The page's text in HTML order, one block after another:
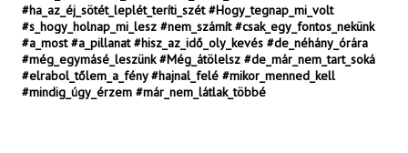
#ha_az_éj_sötét_leplét_teríti_szét #Hogy_tegnap_mi_volt
#s_hogy_holnap_mi_lesz #nem_számít #csak_egy_fontos_nekünk
#a_most #a_pillanat #hisz_az_idő_oly_kevés #de_néhány_órára
#még_egymásé_leszünk #Még_átölelsz #de_már_nem_tart_soká
#elrabol_tőlem_a_fény #hajnal_felé #mikor_menned_kell
#mindig_úgy_érzem #már_nem_látlak_többé